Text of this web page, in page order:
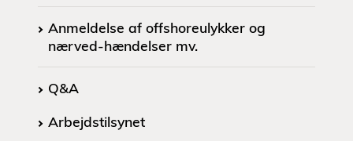
Anmeldelse af offshoreulykker og
nærved-hændelser mv.
Q&A
Arbejdstilsynet